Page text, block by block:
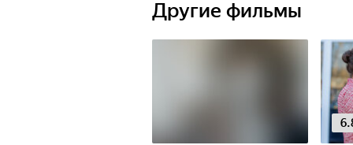
Другие фильмы